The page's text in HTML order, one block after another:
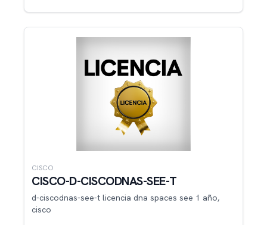
CISCO
CISCO-D-CISCODNAS-SEE-T
d-ciscodnas-see-t licencia dna spaces see 1 año,
cisco